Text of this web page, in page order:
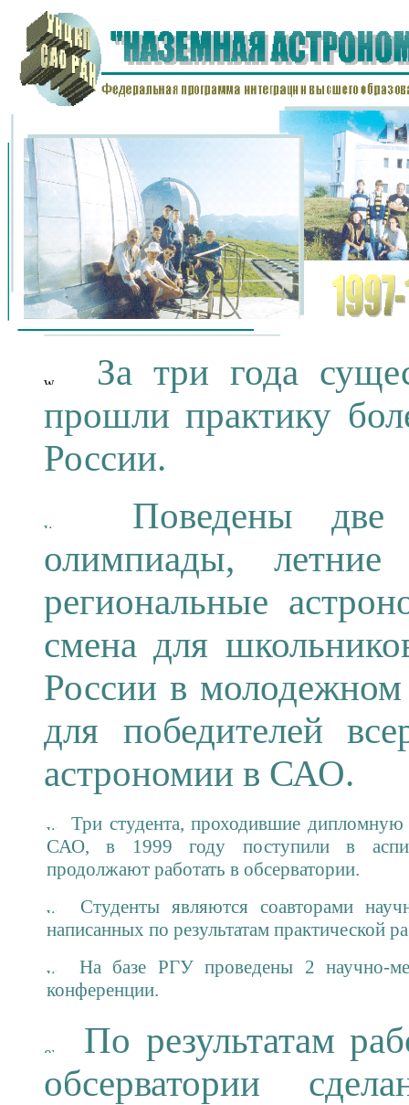
За три года
прошли практику
России.
Поведены две
олимпиады, летние
региональные
смена для
России в
для победителей
астрономии в САО.
Три студента, проходившие дипломную
САО, в 1999 году поступили в
продолжают работать в обсерватории.
Студенты являются соавторами
написанных по результатам практической
На базе РГУ проведены 2 научно-
конференции.
По результатам
обсерватории